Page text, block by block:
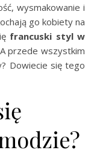
wysmakowanie i
go kobiety na
francuski styl w
przede wszystkim
Dowiecie się tego